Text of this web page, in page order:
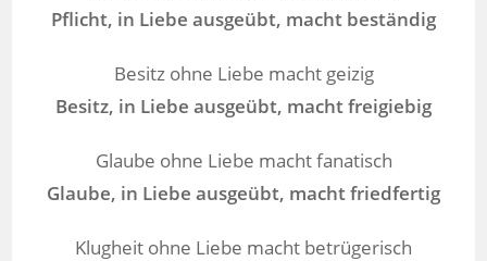
Pflicht, in Liebe ausgeübt, macht beständig
Besitz ohne Liebe macht geizig
Besitz, in Liebe ausgeübt, macht freigiebig
Glaube ohne Liebe macht fanatisch
Glaube, in Liebe ausgeübt, macht friedfertig
Klugheit ohne Liebe macht betrügerisch